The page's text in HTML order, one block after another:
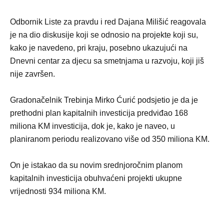
Odbornik Liste za pravdu i red Dajana Milišić reagovala
je na dio diskusije koji se odnosio na projekte koji su,
kako je navedeno, pri kraju, posebno ukazujući na
Dnevni centar za djecu sa smetnjama u razvoju, koji jiš
nije završen.
Gradonačelnik Trebinja Mirko Ćurić podsjetio je da je
prethodni plan kapitalnih investicija predviđao 168
miliona KM investicija, dok je, kako je naveo, u
planiranom periodu realizovano više od 350 miliona KM.
On je istakao da su novim srednjoročnim planom
kapitalnih investicija obuhvaćeni projekti ukupne
vrijednosti 934 miliona KM.